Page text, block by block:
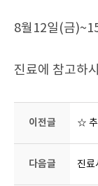
8월12일(금
진료에 참고하
이전글 ☆ 추
다음글 진료